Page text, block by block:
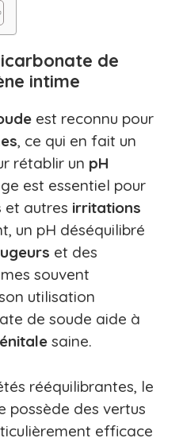
de
intime
est reconnu pour
, ce qui en fait un
rétablir un pH
est essentiel pour
et autres irritations
un pH déséquilibré
et des
souvent
utilisation
de soude aide à
saine.
rééquilibrantes, le
possède des vertus
efficace